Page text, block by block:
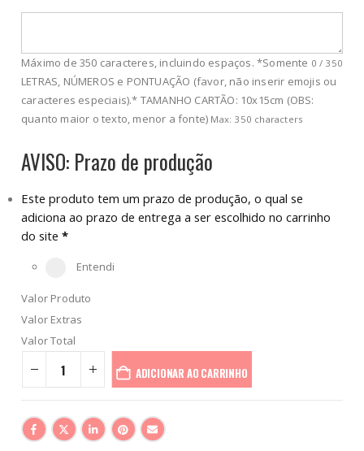
0 / 350
Máximo de 350 caracteres, incluindo espaços. *Somente
LETRAS, NÚMEROS e PONTUAÇÃO (favor, não inserir emojis ou
caracteres especiais).* TAMANHO CARTÃO: 10x15cm (OBS:
quanto maior o texto, menor a fonte) Max: 350 characters
AVISO: Prazo de produção
Este produto tem um prazo de produção, o qual se
adiciona ao prazo de entrega a ser escolhido no carrinho
do site *
Entendi
Valor Produto
Valor Extras
Valor Total
ADICIONAR AO CARRINHO